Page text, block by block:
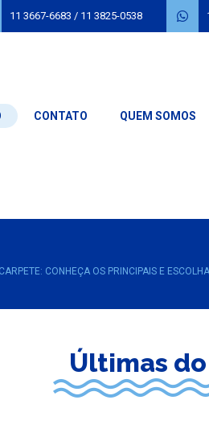
11 3667-6683 / 11 3825-0538
CONTATO QUEM SOMOS
CONHEÇA OS PRINCIPAIS E
Últimas